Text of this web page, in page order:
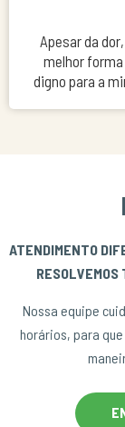
Apesar da
melhor
digno para a
ATENDIMENTO
RESOLVEMOS
Nossa equipe
horários, para